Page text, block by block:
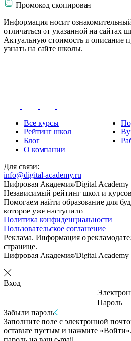
Промокод скопирован
Информация носит
отличаться от указанной на сайтах
Актуальную стоимость и описание
узнать на сайте школы.
Все курсы
Рейтинг школ
Блог
О компании
Для связи:
info@digital-academy.ru
Цифровая Академия/Digital Academy
Независимый рейтинг школ и
Помогаем найти образование для
которое уже наступило.
Политика конфиденциальности
Пользовательское соглашение
Реклама. Информация о
странице.
Цифровая Академия/Digital Academy
Вход
Пароль
Забыли пароль
Заполните поле с электронной
оставьте пустым и нажмите
пароль на ваш e-mail.